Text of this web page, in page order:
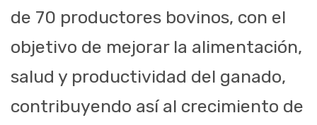
de 70 productores bovinos, con el
objetivo de mejorar la alimentación,
salud y productividad del ganado,
contribuyendo así al crecimiento de